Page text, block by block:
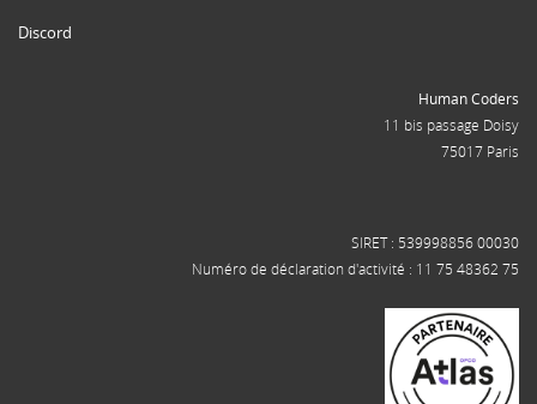
Discord
Human Coders
11 bis passage Doisy
75017 Paris
SIRET : 539998856 00030
Numéro de déclaration d'activité : 11 75 48362 75